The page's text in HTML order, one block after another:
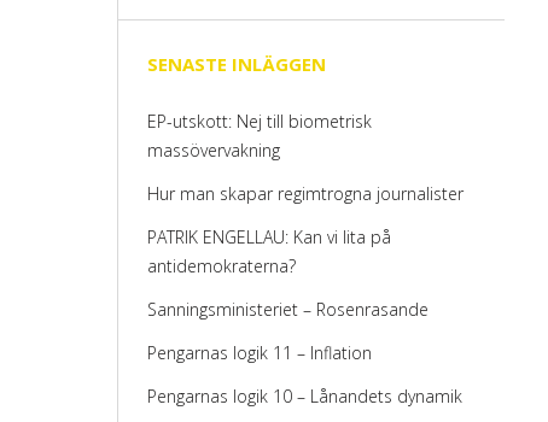
SENASTE INLÄGGEN
EP-utskott: Nej till biometrisk
massövervakning
Hur man skapar regimtrogna journalister
PATRIK ENGELLAU: Kan vi lita på
antidemokraterna?
Sanningsministeriet – Rosenrasande
Pengarnas logik 11 – Inflation
Pengarnas logik 10 – Lånandets dynamik